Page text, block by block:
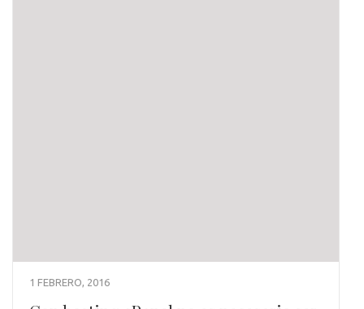
1 FEBRERO, 2016